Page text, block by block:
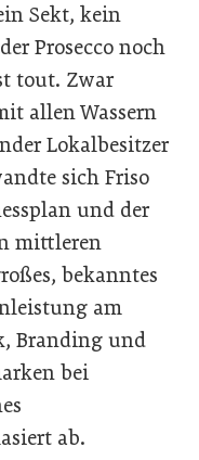
Sekt, kein
Prosecco noch
tout. Zwar
allen Wassern
Lokalbesitzer
sich Friso
und der
mittleren
bekanntes
am
Branding und
bei
ab.